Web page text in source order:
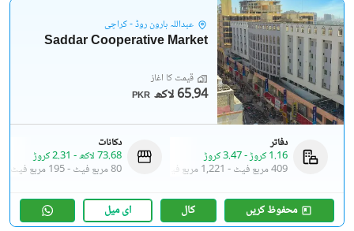
عبداللہ ہارون روڈ - کراچی
Saddar Cooperative Market
قیمت کا آغاز
PKR 65.94 لاکھ
دفاتر
1.16 کروڑ
-3.47 کروڑ
409 مربع فیٹ
- 1,221 مربع فیٹ
دکانات
73.68 لاکھ
- 2.31 کروڑ
80 مربع فیٹ
-195 مربع فیٹ
محفوظ کریں کال ای میل